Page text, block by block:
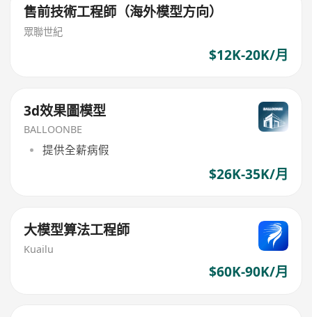
售前技術工程師（海外模型方向）
眾聯世紀
$12K-20K/月
3d效果圖模型
BALLOONBE
提供全薪病假
$26K-35K/月
大模型算法工程師
Kuailu
$60K-90K/月